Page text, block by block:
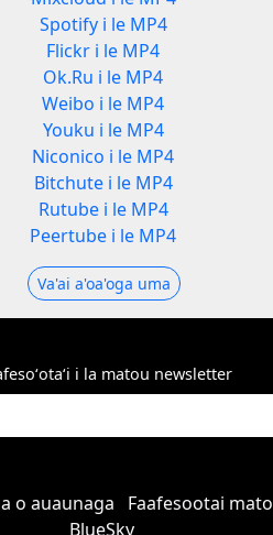
Spotify i le MP4
Flickr i le MP4
Ok.Ru i le MP4
Weibo i le MP4
Youku i le MP4
Niconico i le MP4
Bitchute i le MP4
Rutube i le MP4
Peertube i le MP4
Va'ai a'oa'oga uma
i la matou newsletter
o auaunaga Faafesootai
BlueSky